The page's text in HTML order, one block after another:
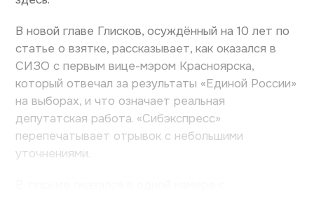
В новой главе Глисков, осуждённый на 10 лет по
статье о взятке, рассказывает, как оказался в
СИЗО с первым вице-мэром Красноярска,
который отвечал за результаты «Единой России»
на выборах, и что означает реальная
депутатская работа. «Сибэкспресс»
перепечатывает отрывок с небольшими
уточнениями.